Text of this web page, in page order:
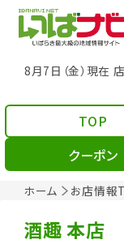
8月7日（金）現在
ホーム お店情報
TOP
クーポン
酒趣 本店